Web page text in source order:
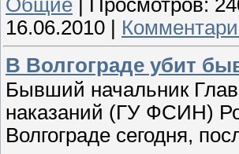
Общие
Просмотров:
16.06.2010
В Волгограде убит
Бывший начальник
наказаний (ГУ ФСИН)
Волгограде сегодня,